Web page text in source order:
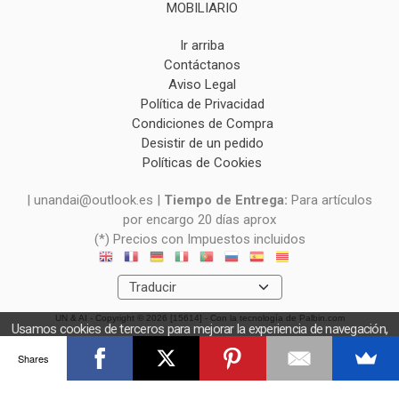
MOBILIARIO
Ir arriba
Contáctanos
Aviso Legal
Política de Privacidad
Condiciones de Compra
Desistir de un pedido
Políticas de Cookies
| unandai@outlook.es | Tiempo de Entrega: Para artículos
por encargo 20 días aprox
(*) Precios con Impuestos incluidos
UN & AI - Copyright © 2026 [15614] - Con la tecnología de Palbin.com
Usamos cookies de terceros para mejorar la experiencia de navegación,
y obtener estadísticas anónimas. Si continúa navegando consideramos
que acepta el uso de cookies.
OK Más información
Shares